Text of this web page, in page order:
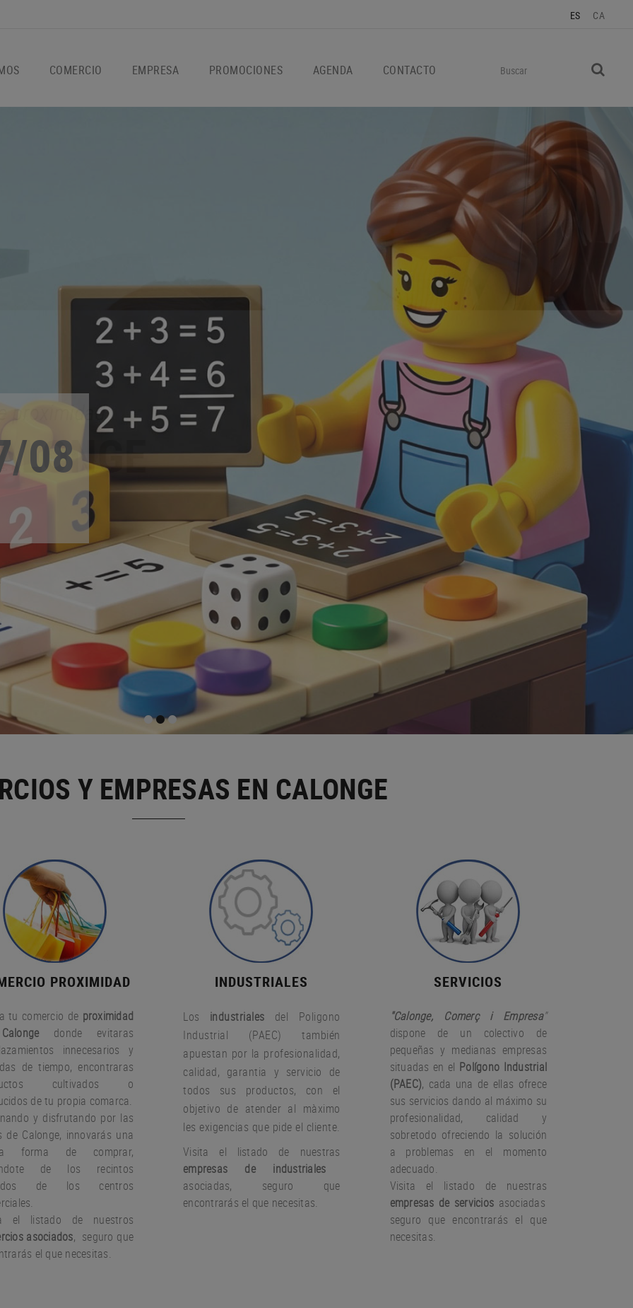
ES CA
COMERCIO EMPRESA PROMOCIONES AGENDA CONTACTO
Y EMPRESAS EN CALONGE
PROXIMIDAD
tu comercio de proximidad
donde evitaras
innecesarios y
de tiempo, encontraras
cultivados o
de tu propia comarca.
y disfrutando por las
de Calonge, innovarás una
forma de comprar,
de los recintos
de los centros
el listado de nuestros
asociados, seguro que
el que necesitas.
INDUSTRIALES
Los industriales del Poligono
Industrial (PAEC) también
apuestan por la profesionalidad,
calidad, garantia y servicio de
todos sus productos, con el
objetivo de atender al màximo
les exigencias que pide el cliente.
Visita el listado de nuestras
empresas de industriales
asociadas, seguro que
encontrarás el que necesitas.
SERVICIOS
"Calonge, Comerç i Empresa"
dispone de un colectivo de
pequeñas y medianas empresas
situadas en el Polígono Industrial
(PAEC), cada una de ellas ofrece
sus servicios dando al máximo su
profesionalidad, calidad y
sobretodo ofreciendo la solución
a problemas en el momento
adecuado.
Visita el listado de nuestras
empresas de servicios asociadas
seguro que encontrarás el que
necesitas.